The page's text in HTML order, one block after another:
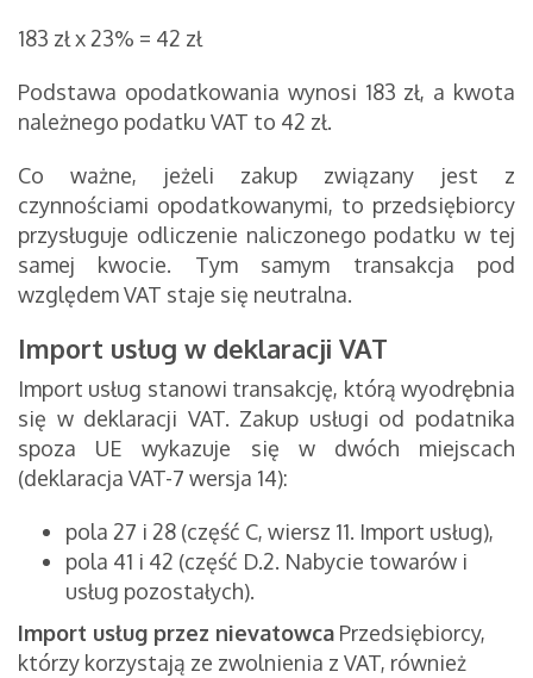
183 zł x 23% = 42 zł
Podstawa opodatkowania wynosi 183 zł, a kwota
należnego podatku VAT to 42 zł.
Co ważne, jeżeli zakup związany jest z
czynnościami opodatkowanymi, to przedsiębiorcy
przysługuje odliczenie naliczonego podatku w tej
samej kwocie. Tym samym transakcja pod
względem VAT staje się neutralna.
Import usług w deklaracji VAT
Import usług stanowi transakcję, którą wyodrębnia
się w deklaracji VAT. Zakup usługi od podatnika
spoza UE wykazuje się w dwóch miejscach
(deklaracja VAT-7 wersja 14):
pola 27 i 28 (część C, wiersz 11. Import usług),
pola 41 i 42 (część D.2. Nabycie towarów i
usług pozostałych).
Import usług przez nievatowca Przedsiębiorcy,
którzy korzystają ze zwolnienia z VAT, również